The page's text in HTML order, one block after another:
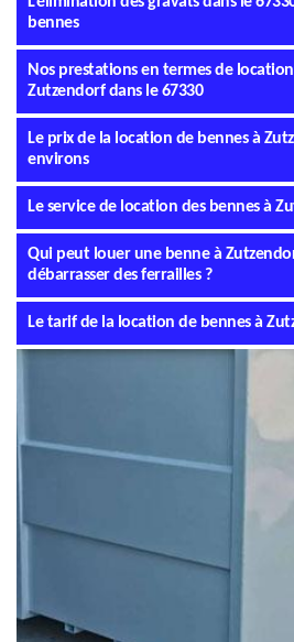
bennes
Nos prestations en termes de
Zutzendorf dans le 67330
Le prix de la location de bennes à
environs
Le service de location des bennes à
Qui peut louer une benne à
débarrasser des ferrailles ?
Le tarif de la location de bennes à